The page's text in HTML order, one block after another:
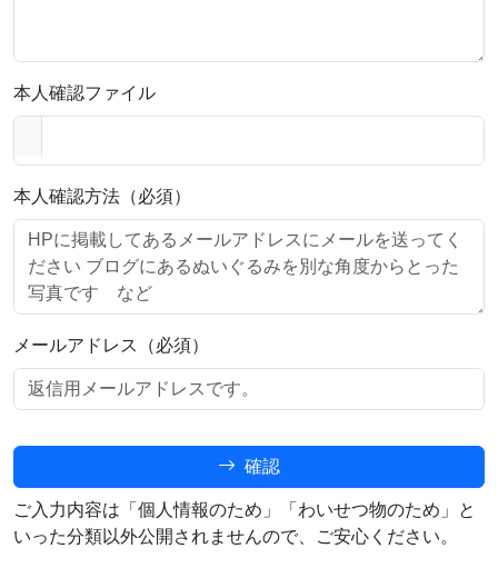
本人確認ファイル
本人確認方法（必須）
メールアドレス（必須）
確認
ご入力内容は「個人情報のため」「わいせつ物のため」と
いった分類以外公開されませんので、ご安心ください。